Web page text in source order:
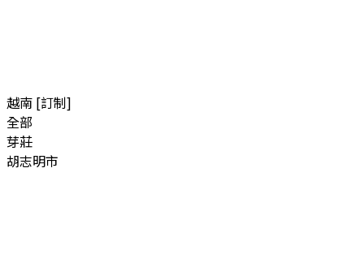
越南 [訂制]
全部
芽莊
胡志明市